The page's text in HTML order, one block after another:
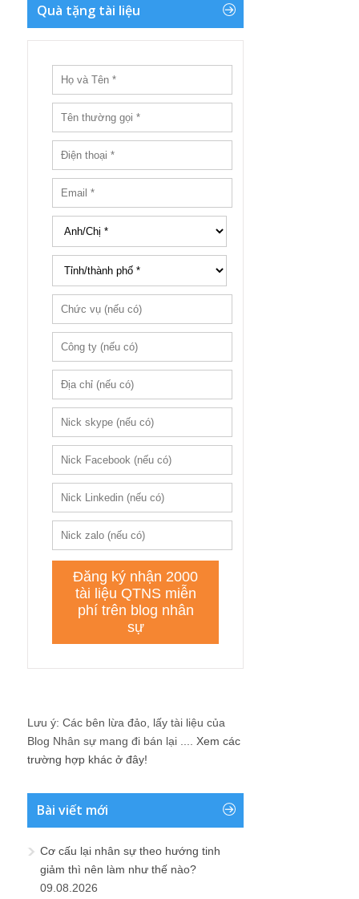
Quà tặng tài liệu
Lưu ý: Các bên lừa đảo, lấy tài liệu của
Blog Nhân sự mang đi bán lại .... Xem các
trường hợp khác ở đây!
Bài viết mới
Cơ cấu lại nhân sự theo hướng tinh
giảm thì nên làm như thế nào?
09.08.2026